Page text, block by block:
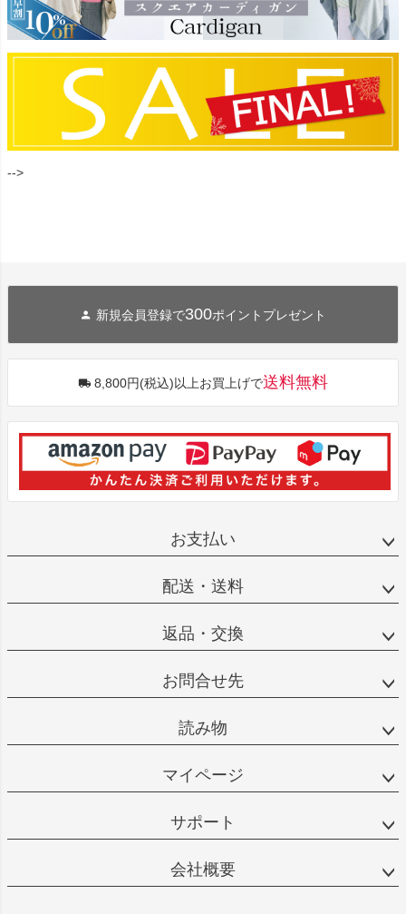
-->
新規会員登録で300ポイントプレゼント
8,800円(税込)以上お買上げで送料無料
お支払い
配送・送料
返品・交換
お問合せ先
読み物
マイページ
サポート
会社概要